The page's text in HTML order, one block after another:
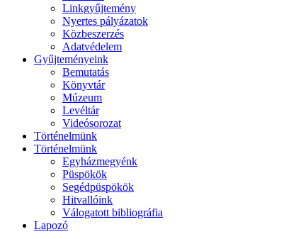
Linkgyűjtemény
Nyertes pályázatok
Közbeszerzés
Adatvédelem
Gyűjteményeink
Bemutatás
Könyvtár
Múzeum
Levéltár
Videósorozat
Történelmünk
Történelmünk
Egyházmegyénk
Püspökök
Segédpüspökök
Hitvallóink
Válogatott bibliográfia
Lapozó